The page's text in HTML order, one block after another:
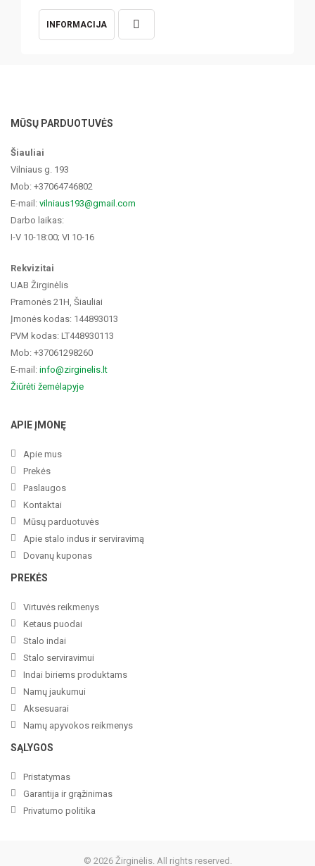
INFORMACIJA
MŪSŲ PARDUOTUVĖS
Šiauliai
Vilniaus g. 193
Mob: +37064746802
E-mail: vilniaus193@gmail.com
Darbo laikas:
I-V 10-18:00; VI 10-16
Rekvizitai
UAB Žirginėlis
Pramonės 21H, Šiauliai
Įmonės kodas: 144893013
PVM kodas: LT448930113
Mob: +37061298260
E-mail: info@zirginelis.lt
Žiūrėti žemėlapyje
APIE ĮMONĘ
Apie mus
Prekės
Paslaugos
Kontaktai
Mūsų parduotuvės
Apie stalo indus ir serviravimą
Dovanų kuponas
PREKĖS
Virtuvės reikmenys
Ketaus puodai
Stalo indai
Stalo serviravimui
Indai biriems produktams
Namų jaukumui
Aksesuarai
Namų apyvokos reikmenys
SĄLYGOS
Pristatymas
Garantija ir grąžinimas
Privatumo politika
© 2026 Žirginėlis. All rights reserved.